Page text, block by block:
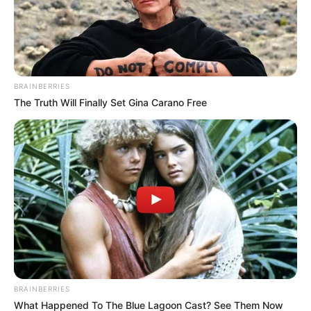
manejo en casa; pero la cifra que más preocupa a los
pediatras es la que registran los bebés de cero a 30 días
de nacidos, pues el Hospital pasó de recibir tres
mensuales en promedio en la UCI neonatal, a 12 en el
último mes.
Lea También:Paciente se lanzó desde el quinto piso del
hospital Federico Lleras Acosta en Ibagué
BRAINBERRIES
The Truth Will Finally Set Gina Carano Free
BRAINBERRIES
What Happened To The Blue Lagoon Cast? See Them Now